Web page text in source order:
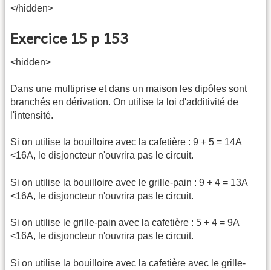
</hidden>
Exercice 15 p 153
<hidden>
Dans une multiprise et dans un maison les dipôles sont
branchés en dérivation. On utilise la loi d'additivité de
l'intensité.
Si on utilise la bouilloire avec la cafetière : 9 + 5 = 14A
<16A, le disjoncteur n'ouvrira pas le circuit.
Si on utilise la bouilloire avec le grille-pain : 9 + 4 = 13A
<16A, le disjoncteur n'ouvrira pas le circuit.
Si on utilise le grille-pain avec la cafetière : 5 + 4 = 9A
<16A, le disjoncteur n'ouvrira pas le circuit.
Si on utilise la bouilloire avec la cafetière avec le grille-